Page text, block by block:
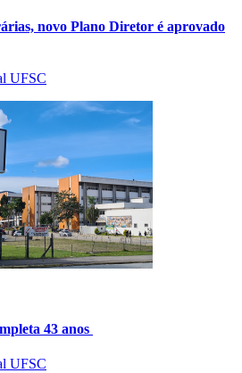
novo Plano Diretor é aprovado
UFSC
43 anos
UFSC